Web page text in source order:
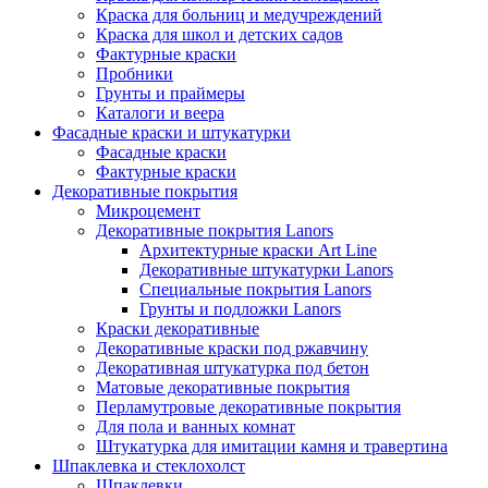
Краска для больниц и медучреждений
Краска для школ и детских садов
Фактурные краски
Пробники
Грунты и праймеры
Каталоги и веера
Фасадные краски и штукатурки
Фасадные краски
Фактурные краски
Декоративные покрытия
Микроцемент
Декоративные покрытия Lanors
Архитектурные краски Art Line
Декоративные штукатурки Lanors
Специальные покрытия Lanors
Грунты и подложки Lanors
Краски декоративные
Декоративные краски под ржавчину
Декоративная штукатурка под бетон
Матовые декоративные покрытия
Перламутровые декоративные покрытия
Для пола и ванных комнат
Штукатурка для имитации камня и травертина
Шпаклевка и стеклохолст